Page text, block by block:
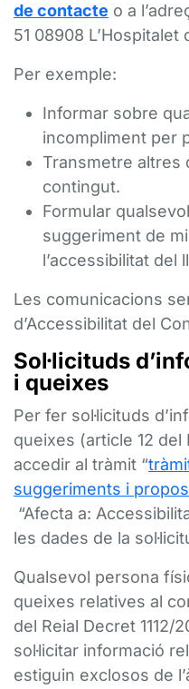
de contacte o a
51 08908 L’Hospitalet
Per exemple:
Informar sobre
incompliment per
Transmetre altres
contingut.
Formular
suggeriment de
l’accessibilitat del
Les comunicacions
d’Accessibilitat del
Sol·licituds
i queixes
Per fer sol·licituds
queixes (article 12 del
accedir al tràmit “
suggeriments i
“Afecta a:
les dades de la
Qualsevol persona
queixes relatives al
del Reial Decret 1112/
sol·licitar informació
estiguin exclosos de